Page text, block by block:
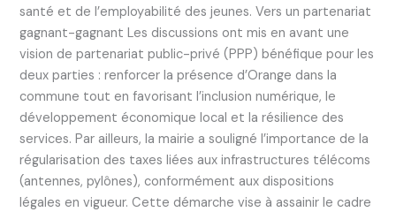
santé et de l’employabilité des jeunes. Vers un partenariat
gagnant-gagnant Les discussions ont mis en avant une
vision de partenariat public-privé (PPP) bénéfique pour les
deux parties : renforcer la présence d’Orange dans la
commune tout en favorisant l’inclusion numérique, le
développement économique local et la résilience des
services. Par ailleurs, la mairie a souligné l’importance de la
régularisation des taxes liées aux infrastructures télécoms
(antennes, pylônes), conformément aux dispositions
légales en vigueur. Cette démarche vise à assainir le cadre